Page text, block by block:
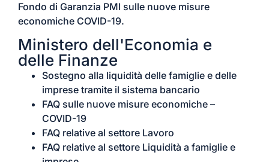
Fondo di Garanzia PMI sulle nuove misure
economiche COVID-19.
Ministero dell'Economia e
delle Finanze
Sostegno alla liquidità delle famiglie e delle
imprese tramite il sistema bancario
FAQ sulle nuove misure economiche –
COVID-19
FAQ relative al settore Lavoro
FAQ relative al settore Liquidità a famiglie e